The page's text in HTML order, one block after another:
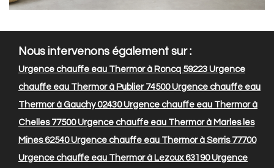
Nous intervenons également sur :
Urgence chauffe eau Thermor à Roncq 59223 Urgence
chauffe eau Thermor à Publier 74500Urgence chauffe eau
Thermor à Gauchy 02430Urgence chauffe eau Thermor à
Chelles 77500Urgence chauffe eau Thermor à Marles les
Mines 62540Urgence chauffe eau Thermor à Serris 77700
Urgence chauffe eau Thermor à Lezoux 63190Urgence